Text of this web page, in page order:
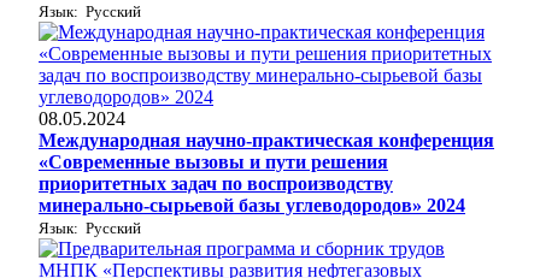
Язык: Русский
08.05.2024
Международная научно-практическая конференция
«Современные вызовы и пути решения
приоритетных задач по воспроизводству
минерально-сырьевой базы углеводородов» 2024
Язык: Русский